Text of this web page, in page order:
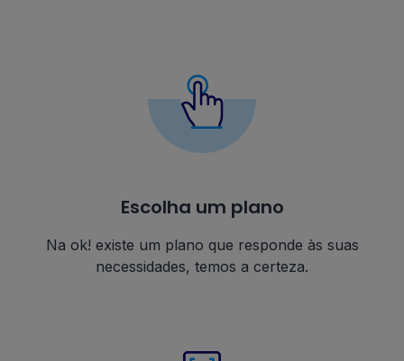
Escolha um plano
Na ok! existe um plano que responde às suas
necessidades, temos a certeza.